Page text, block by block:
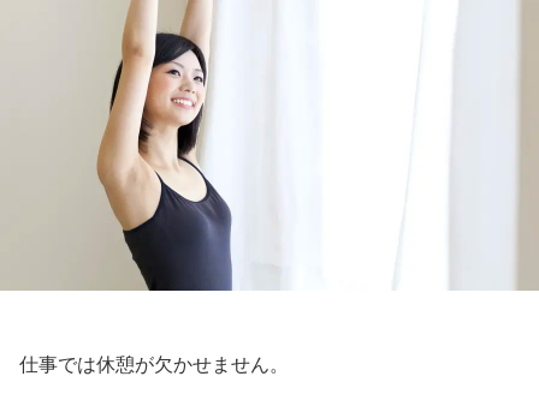
仕事では休憩が欠かせません。